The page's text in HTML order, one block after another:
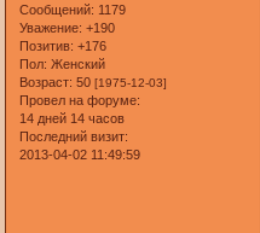
Сообщений: 1179
Уважение: +190
Позитив: +176
Пол: Женский
Возраст: 50[1975-12-03]
Провел на форуме:
14 дней 14 часов
Последний визит:
2013-04-02 11:49:59